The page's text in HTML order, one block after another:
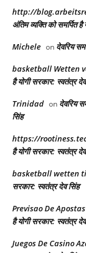
http://
अंतिम व्यक्ति को समर्पित
Michele on देवरिय
basketball Wetten
है योगी सरकार: स्वतंत्र
Trinidad on देवरिय
सिंह
https://
है योगी सरकार: स्वतंत्र
basketball wetten
सरकार: स्वतंत्र देव सिंह
Previsao De
है योगी सरकार: स्वतंत्र
Juegos De Casino